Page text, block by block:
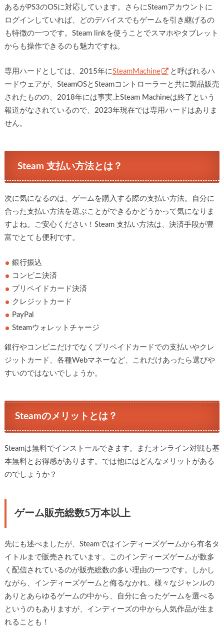
あるがPS3のOSに対応しています。さらにSteamアカウントに
ログインしていれば、どのデバイスでもゲームを引き継げるの
も特徴の一つです。Steam linkを使うことでスマホやタブレット
からも操作できるのも魅力ですね。
専用ハードとしては、2015年にSteamMachine
と呼ばれるハ
ードウェアが、SteamOSとSteamコントローラーと共に製品販売
されたものの、2018年には事実上Steam Machineは終了という
報道がなされているので、2023年現在では専用ハードはありま
せん。
Steam 支払い方法とは？
次に気になるのは、ゲームを購入する際の支払い方法。自分に
合った支払い方法を選ぶことができるかどうかって気になりま
すよね。ご安心ください！Steam 支払い方法は、決済手段が豊
富でとても便利です。
銀行振込
コンビニ決済
プリペイドカード決済
クレジットカード
PayPal
Steamウォレットチャージ
銀行やコンビニだけでなくプリペイドカードでの支払いやクレ
ジットカード、各種Webマネーなど、これだけあったら選びや
すいのではないでしょうか。
Steamのメリットとは？
Steamは無料でインストールできます。またオンライン対戦も基
本無料とお得感があります。では他にはどんなメリットがある
のでしょうか？
ゲーム販売総数5万本以上
先にも述べましたが、Steamではインディーズゲームから有名タ
イトルまで販売されています。このインディーズゲームが数多
く配信されているのが販売総数の多い理由の一つです。しかし
ながら、インディーズゲームと侮るなかれ。様々なジャンルの
ありとあらゆるゲームの中から、自分に合ったゲームを選べる
というのもありますが、インディーズの中から人気作品が生ま
れることも！